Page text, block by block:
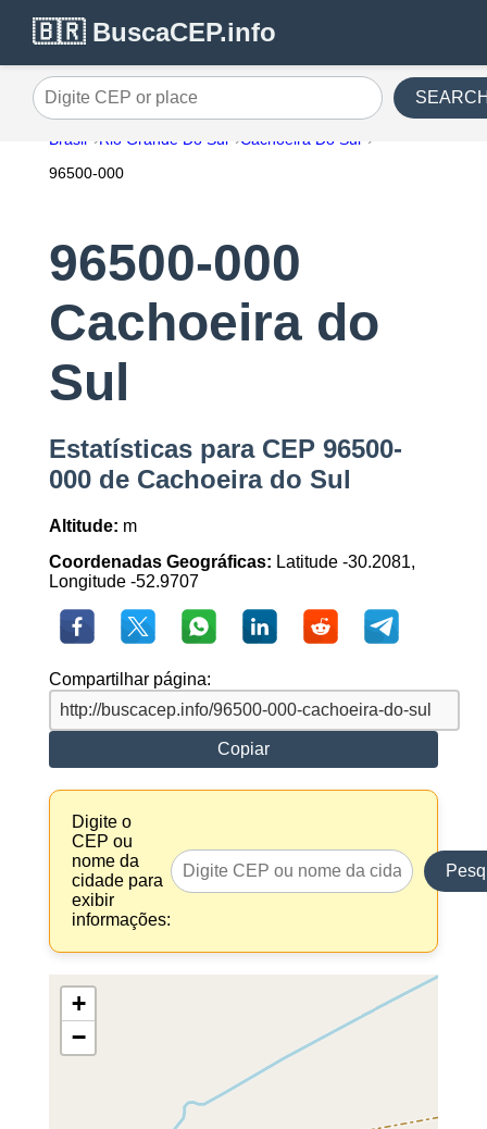
🇧🇷 BuscaCEP.info
Digite CEP or place
Brasil Rio Grande Do Sul
Cachoeira Do Sul
96500-000
96500-000
Cachoeira do
Sul
Estatísticas para CEP 96500-
000 de Cachoeira do Sul
Altitude: m
Coordenadas Geográficas: Latitude -30.2081,
Longitude -52.9707
Compartilhar página:
Copiar
Digite o
CEP ou
nome da
cidade para
exibir
informações:
+
−